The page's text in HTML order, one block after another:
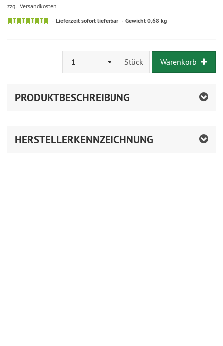
zzgl. Versandkosten
Lieferzeit sofort lieferbar Gewicht 0,68 kg
1 Stück Warenkorb
PRODUKTBESCHREIBUNG
HERSTELLERKENNZEICHNUNG